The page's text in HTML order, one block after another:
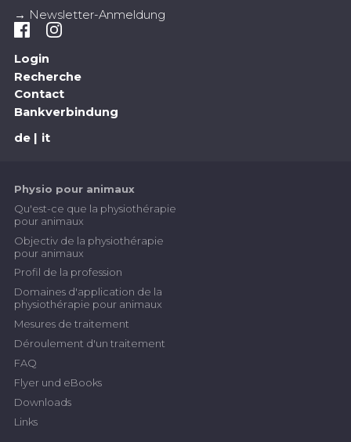
→ Newsletter-Anmeldung
Login
Recherche
Contact
Bankverbindung
de
it
Physio pour animaux
Qu'est-ce que la physiothérapie
pour animaux
Objectiv de la physiothérapie
pour animaux
Profil de la profession
Domaines d'application de la
physiothérapie pour animaux
Mesures de traitement
Déroulement d'un traitement
FAQ
Flyer und eBooks
Downloads
Links